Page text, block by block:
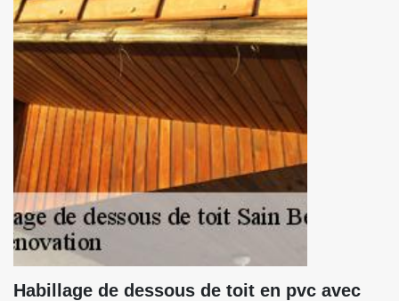
Habillage de dessous de toit en pvc avec